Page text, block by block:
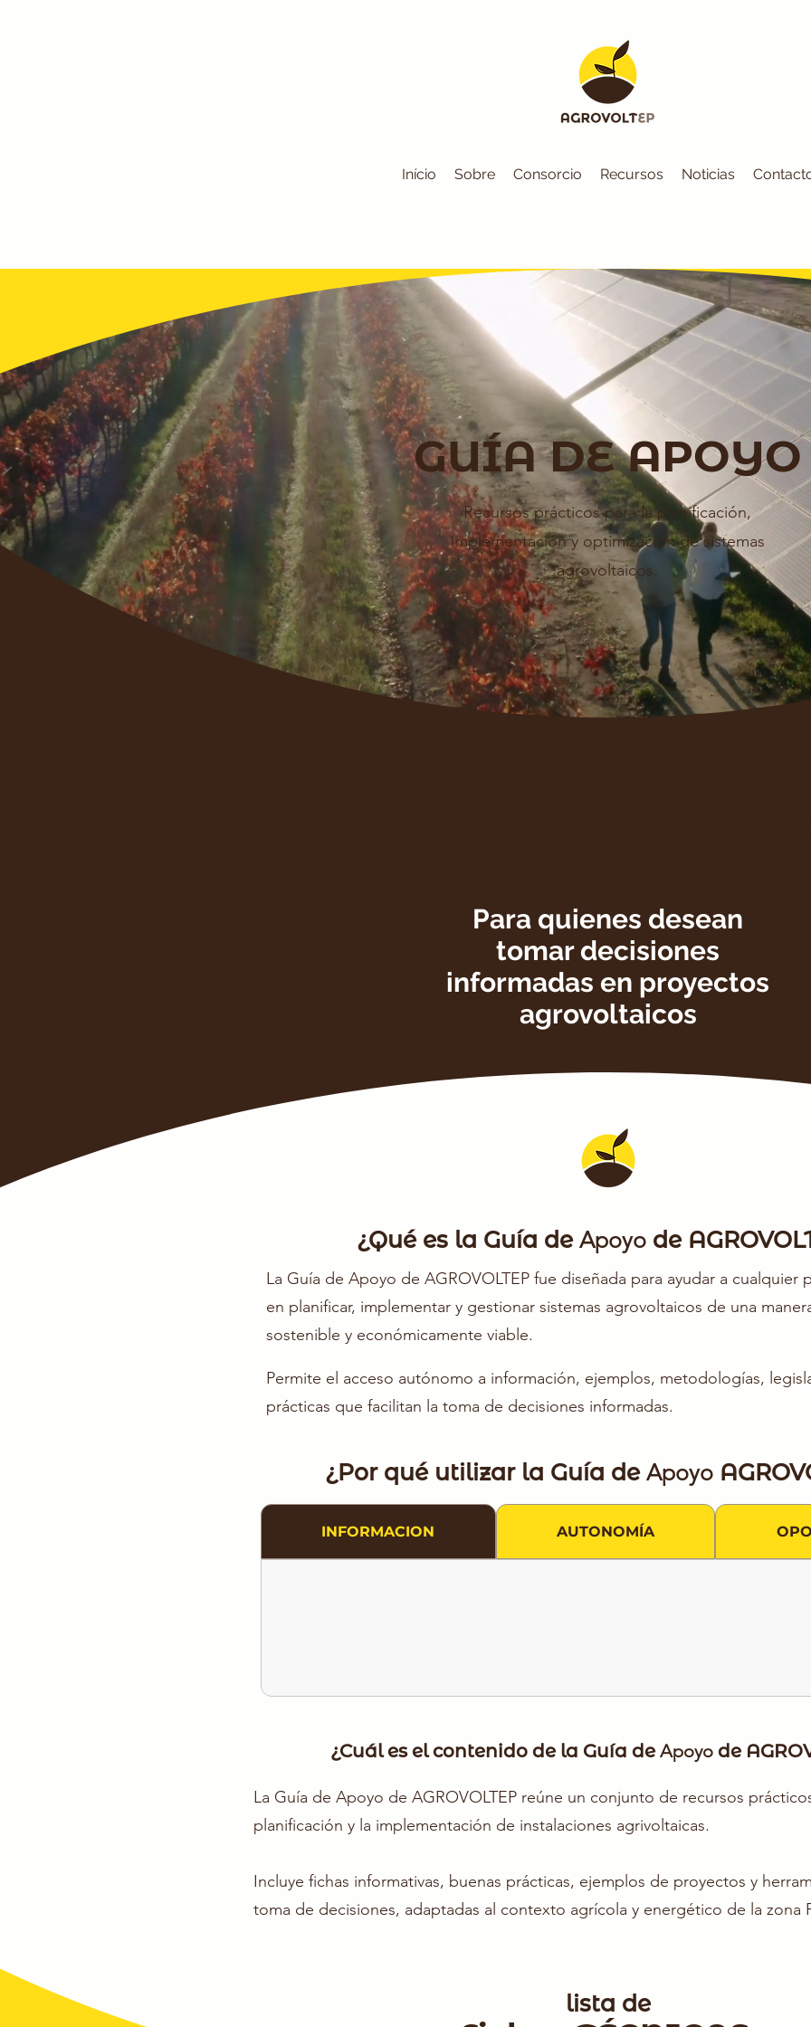
Início Sobre Consorcio Recursos Noticias
GUÍA DE APOYO
Recursos prácticos para la planificación,
implementación y optimización de sistemas
agrovoltaicos.
Para quienes desean
tomar decisiones
informadas en proyectos
agrovoltaicos
¿Qué es la Guía de Apoyo de
La Guía de Apoyo de AGROVOLTEP fue diseñada para ayudar a cualquier
en planificar, implementar y gestionar sistemas agrovoltaicos de una
sostenible y económicamente viable.
Permite el acceso autónomo a información, ejemplos, metodologías,
prácticas que facilitan la toma de decisiones informadas.
¿Por qué utilizar la Guía de Apoyo
INFORMACION AUTONOMÍA
¿Cuál es el contenido de la Guía deApoyo de
La Guía de Apoyo de AGROVOLTEP reúne un conjunto de recursos
planificación y la implementación de instalaciones agrivoltaicas.
Incluye fichas informativas, buenas prácticas, ejemplos de proyectos y
toma de decisiones, adaptadas al contexto agrícola y energético de la zona
lista de